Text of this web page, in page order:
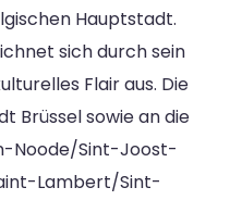
Hauptstadt.
sich durch sein
Flair aus. Die
Brüssel sowie an die
Noode/Sint-Joost-
Lambert/Sint-